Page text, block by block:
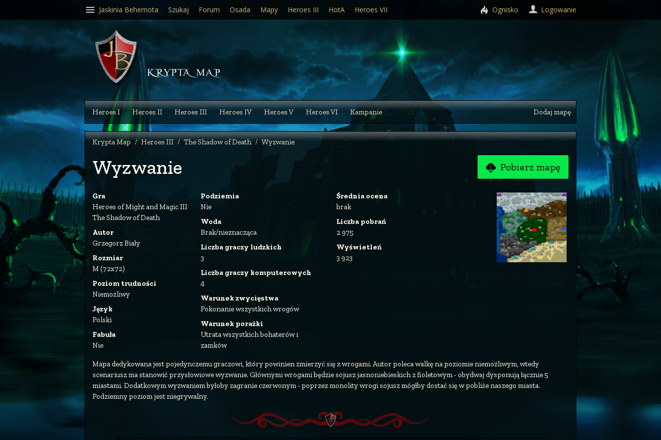
Heroes I Heroes II Heroes III Heroes IV Heroes V Heroes VI Kampanie Dodaj mapę
Krypta Map Heroes III The Shadow of Death Wyzwanie
Wyzwanie Pobierz mapę
Gra
Heroes of Might and Magic III
The Shadow of Death
Autor
Grzegorz Biały
Rozmiar
M (72x72)
Poziom trudności
Niemożliwy
Język
Polski
Fabuła
Nie
Podziemia
Nie
Woda
Brak/nieznacząca
Liczba graczy ludzkich
3
Liczba graczy komputerowych
4
Warunek zwycięstwa
Pokonanie wszystkich wrogów
Warunek porażki
Utrata wszystkich bohaterów i
zamków
Średnia ocena
brak
Liczba pobrań
2 975
Wyświetleń
3 923
Mapa dedykowana jest pojedynczemu graczowi, który powinien zmierzyć się z wrogami. Autor poleca walkę na poziomie niemożliwym, wtedy
scenariusz ma stanowić przysłowiowe wyzwanie. Głównymi wrogami będzie sojusz jasnoniebieskich z fioletowym - obydwaj dysponują łącznie 5
miastami. Dodatkowym wyzwaniem byłoby zagranie czerwonym - poprzez monolity wrogi sojusz mógłby dostać się w pobliże naszego miasta.
Podziemny poziom jest niegrywalny.
Jaskinia Behemota Szukaj Forum Osada Mapy Heroes III HotA Heroes VII Ognisko Logowanie